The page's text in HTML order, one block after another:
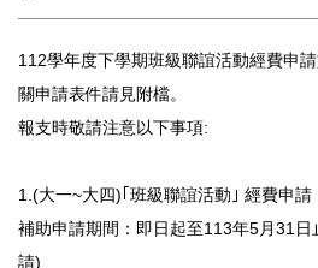
112學年度下學期班級聯誼活動經費申
關申請表件請見附檔。
報支時敬請注意以下事項:
1.(大一~大四)｢班級聯誼活動｣ 經費申請
補助申請期間：即日起至113年5月31
請)